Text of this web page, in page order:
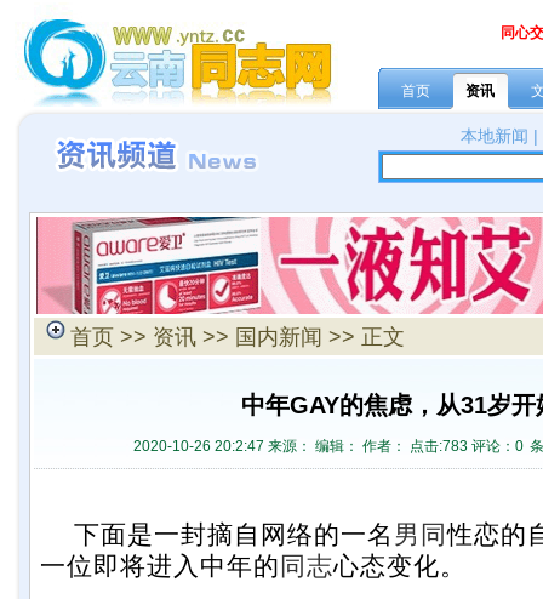
同心
首页 资讯
本地新闻 |
首页 >> 资讯 >> 国内新闻 >> 正文
中年GAY的焦虑，从31岁开
2020-10-26 20:2:47 来源： 编辑： 作者： 点击:783 评论： 0
下面是一封摘自网络的一名 男同性恋的
一位即将进入中年的 同志心态变化。